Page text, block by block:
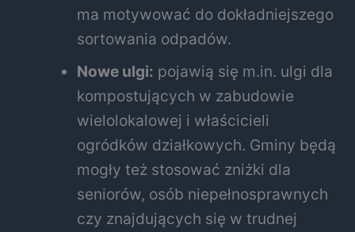
ma motywować do dokładniejszego
sortowania odpadów.
Nowe ulgi: pojawią się m.in. ulgi dla
kompostujących w zabudowie
wielolokalowej i właścicieli
ogródków działkowych. Gminy będą
mogły też stosować zniżki dla
seniorów, osób niepełnosprawnych
czy znajdujących się w trudnej